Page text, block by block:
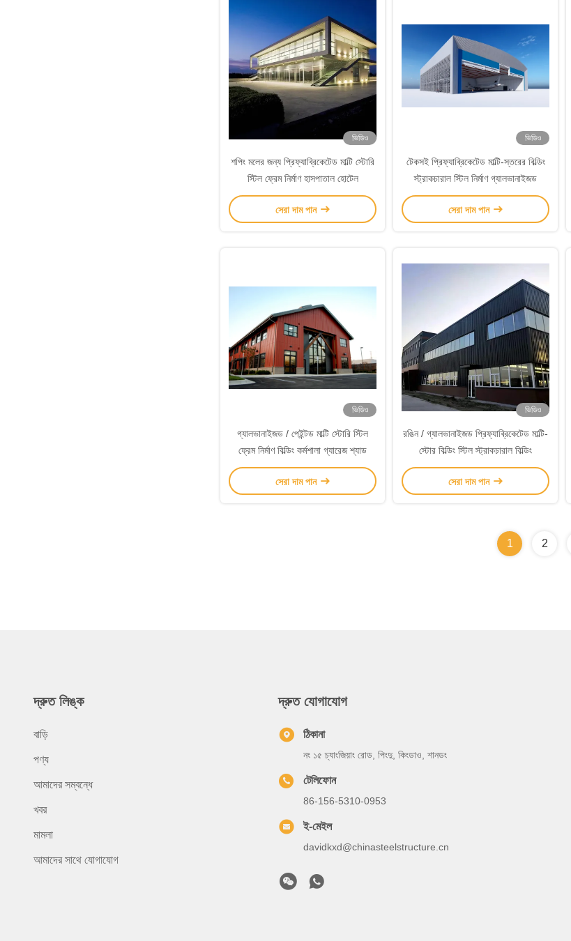
ভিডিও
শপিং মলের জন্য প্রিফ্যাব্রিকেটেড মাল্টি স্টোরি
স্টিল ফ্রেম নির্মাণ হাসপাতাল হোটেল
সেরা দাম পান
ভিডিও
টেকসই প্রিফ্যাব্রিকেটেড মাল্টি-স্তরের বিল্ডিং
স্ট্রাকচারাল স্টিল নির্মাণ গ্যালভানাইজড
সেরা দাম পান
ভিডিও
গ্যালভানাইজড / পেইন্টড মাল্টি স্টোরি স্টিল
ফ্রেম নির্মাণ বিল্ডিং কর্মশালা গ্যারেজ শ্যাড
সেরা দাম পান
ভিডিও
রঙিন / গ্যালভানাইজড প্রিফ্যাব্রিকেটেড মাল্টি-
স্টোর বিল্ডিং স্টিল স্ট্রাকচারাল বিল্ডিং
সেরা দাম পান
1 2
দ্রুত লিঙ্ক
বাড়ি
পণ্য
আমাদের সম্বন্ধে
খবর
মামলা
আমাদের সাথে যোগাযোগ
দ্রুত যোগাযোগ
ঠিকানা
নং ১৫ চ্যাংজিয়াং রোড, পিংদু, কিংডাও, শানডং
টেলিফোন
86-156-5310-0953
ই-মেইল
davidkxd@chinasteelstructure.cn